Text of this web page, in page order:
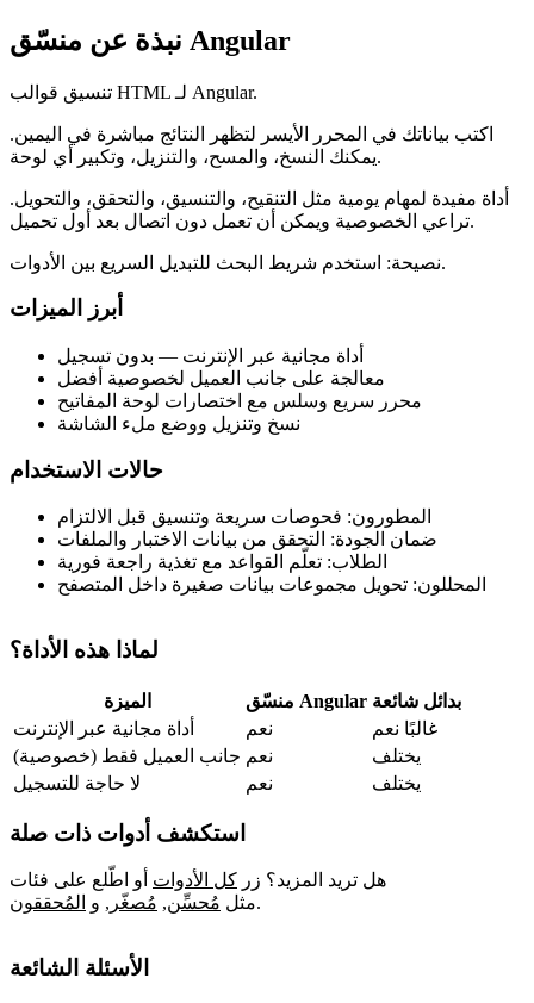
نبذة عن منسّق Angular
تنسيق قوالب HTML لـ Angular.
اكتب بياناتك في المحرر الأيسر لتظهر النتائج مباشرة في اليمين.
يمكنك النسخ، والمسح، والتنزيل، وتكبير أي لوحة.
أداة مفيدة لمهام يومية مثل التنقيح، والتنسيق، والتحقق، والتحويل.
تراعي الخصوصية ويمكن أن تعمل دون اتصال بعد أول تحميل.
نصيحة: استخدم شريط البحث للتبديل السريع بين الأدوات.
أبرز الميزات
أداة مجانية عبر الإنترنت — بدون تسجيل
معالجة على جانب العميل لخصوصية أفضل
محرر سريع وسلس مع اختصارات لوحة المفاتيح
نسخ وتنزيل ووضع ملء الشاشة
حالات الاستخدام
المطورون: فحوصات سريعة وتنسيق قبل الالتزام
ضمان الجودة: التحقق من بيانات الاختبار والملفات
الطلاب: تعلّم القواعد مع تغذية راجعة فورية
المحللون: تحويل مجموعات بيانات صغيرة داخل المتصفح
لماذا هذه الأداة؟
الميزة منسّق Angular بدائل شائعة
أداة مجانية عبر الإنترنت
نعم
غالبًا نعم
جانب العميل فقط (خصوصية) نعم
يختلف
لا حاجة للتسجيل
نعم يختلف
استكشف أدوات ذات صلة
هل تريد المزيد؟ زر كل الأدوات أو اطّلع على فئات
مثل مُحسِّن, مُصغّر , و المُحققون .
الأسئلة الشائعة